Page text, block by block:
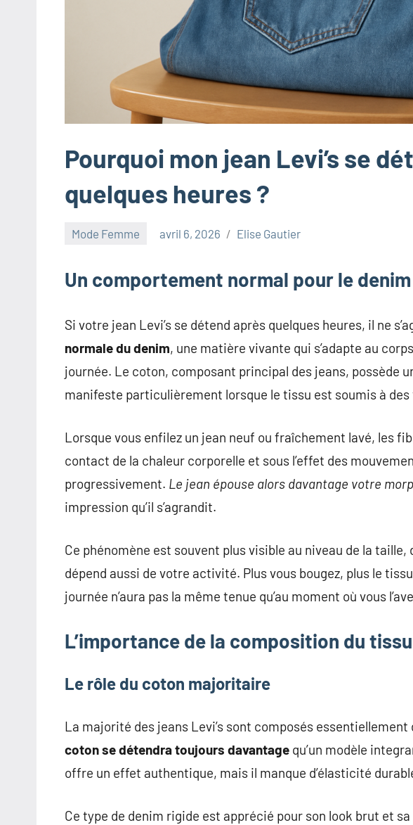
l'entrepreneuriat,
au
marketing
ciblé,
dans
et
événements
Rejoignez-
insights
précieux
sur
mode
non
et
plus
Pourquoi mon jean Levi’s se
quelques heures ?
Mode Femme avril 6, 2026 Elise Gautier
Un comportement normal pour le denim
Si votre jean Levi’s se détend après quelques heures, il ne
normale du denim, une matière vivante qui s’adapte au
journée. Le coton, composant principal des jeans, possède
manifeste particulièrement lorsque le tissu est soumis à
Lorsque vous enfilez un jean neuf ou fraîchement lavé, les
contact de la chaleur corporelle et sous l’effet des
progressivement. Le jean épouse alors davantage votre
impression qu’il s’agrandit.
Ce phénomène est souvent plus visible au niveau de la taille,
dépend aussi de votre activité. Plus vous bougez, plus le
journée n’aura pas la même tenue qu’au moment où vous
L’importance de la composition du tissu
Le rôle du coton majoritaire
La majorité des jeans Levi’s sont composés essentiellement
coton se détendra toujours davantage qu’un modèle
offre un effet authentique, mais il manque d’élasticité
Ce type de denim rigide est apprécié pour son look brut et